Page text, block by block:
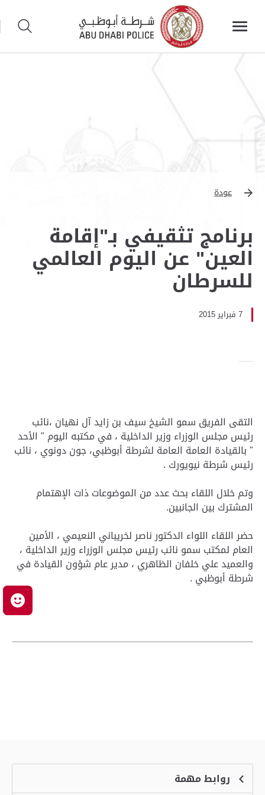
عودة
برنامج تثقيفي بـ"إقامة
العين" عن اليوم العالمي
للسرطان
7 فبراير 2015
التقى الفريق سمو الشيخ سيف بن زايد آل نهيان ،نائب
رئيس مجلس الوزراء وزير الداخلية ، في مكتبه اليوم " الأحد
" بالقيادة العامة العامة لشرطة أبوظبي، جون دونوي ، نائب
رئيس شرطة نيويورك .
وتم خلال اللقاء بحث عدد من الموضوعات ذات الإهتمام
المشترك بين الجانبين.
حضر اللقاء اللواء الدكتور ناصر لخريباني النعيمي ، الأمين
العام لمكتب سمو نائب رئيس مجلس الوزراء وزير الداخلية ،
والعميد علي خلفان الظاهري ، مدير عام شؤون القيادة في
شرطة أبوظبي .
روابط مهمة